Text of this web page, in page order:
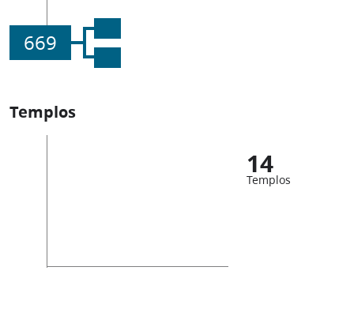
669
Templos
14
Templos